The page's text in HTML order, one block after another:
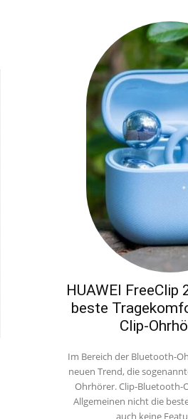
HUAWEI FreeClip
beste
Clip-
Im Bereich der Bluetooth-
neuen Trend, die
Ohrhörer. Clip-Bluetooth-Ohrhörer bieten im
Allgemeinen nicht die
auch keine